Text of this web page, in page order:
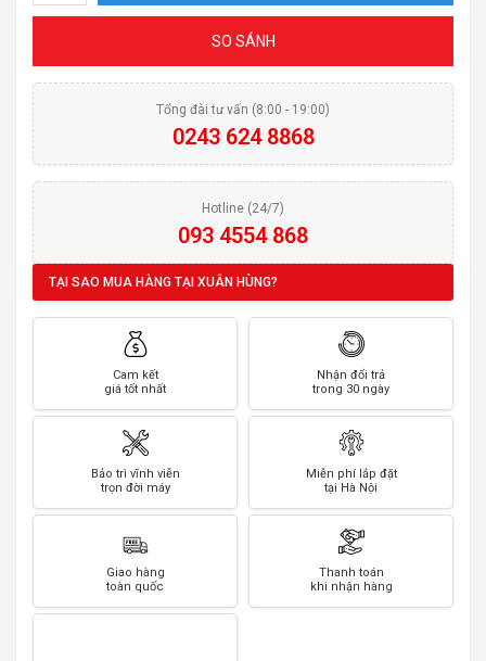
SO SÁNH
Tổng đài tư vấn (8:00 - 19:00)
0243 624 8868
Hotline (24/7)
093 4554 868
TẠI SAO MUA HÀNG TẠI XUÂN HÙNG?
Cam kết
giá tốt nhất
Nhận đổi trả
trong 30 ngày
Bảo trì vĩnh viễn
trọn đời máy
Miễn phí lắp đặt
tại Hà Nội
Giao hàng
toàn quốc
Thanh toán
khi nhận hàng